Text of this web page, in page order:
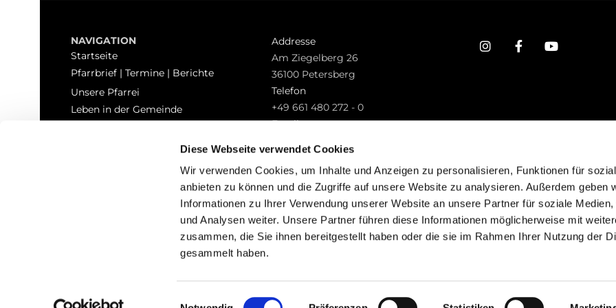
Diese Webseite verwendet Cookies
Wir verwenden Cookies, um Inhalte und Anzeigen zu personalisieren, Funktionen für
anbieten zu können und die Zugriffe auf unsere Website zu analysieren. Außerdem geben
Informationen zu Ihrer Verwendung unserer Website an unsere Partner für soziale Medien,
und Analysen weiter. Unsere Partner führen diese Informationen möglicherweise mit
zusammen, die Sie ihnen bereitgestellt haben oder die sie im Rahmen Ihrer Nutzung der
gesammelt haben.
Einwilligungsauswahl
NAVIGATION
Startseite
Pfarrbrief | Termine | Berichte
Unsere Pfarrei
Leben in der Gemeinde
Addresse
Am Ziegelberg 26
36100 Petersberg
Telefon
+49 661 480 272 - 0
Email
Impressum Datenschutzerklärung ChurchDesk-